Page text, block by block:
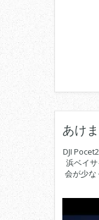
あけ
DJI
浜ベイ
会が少な